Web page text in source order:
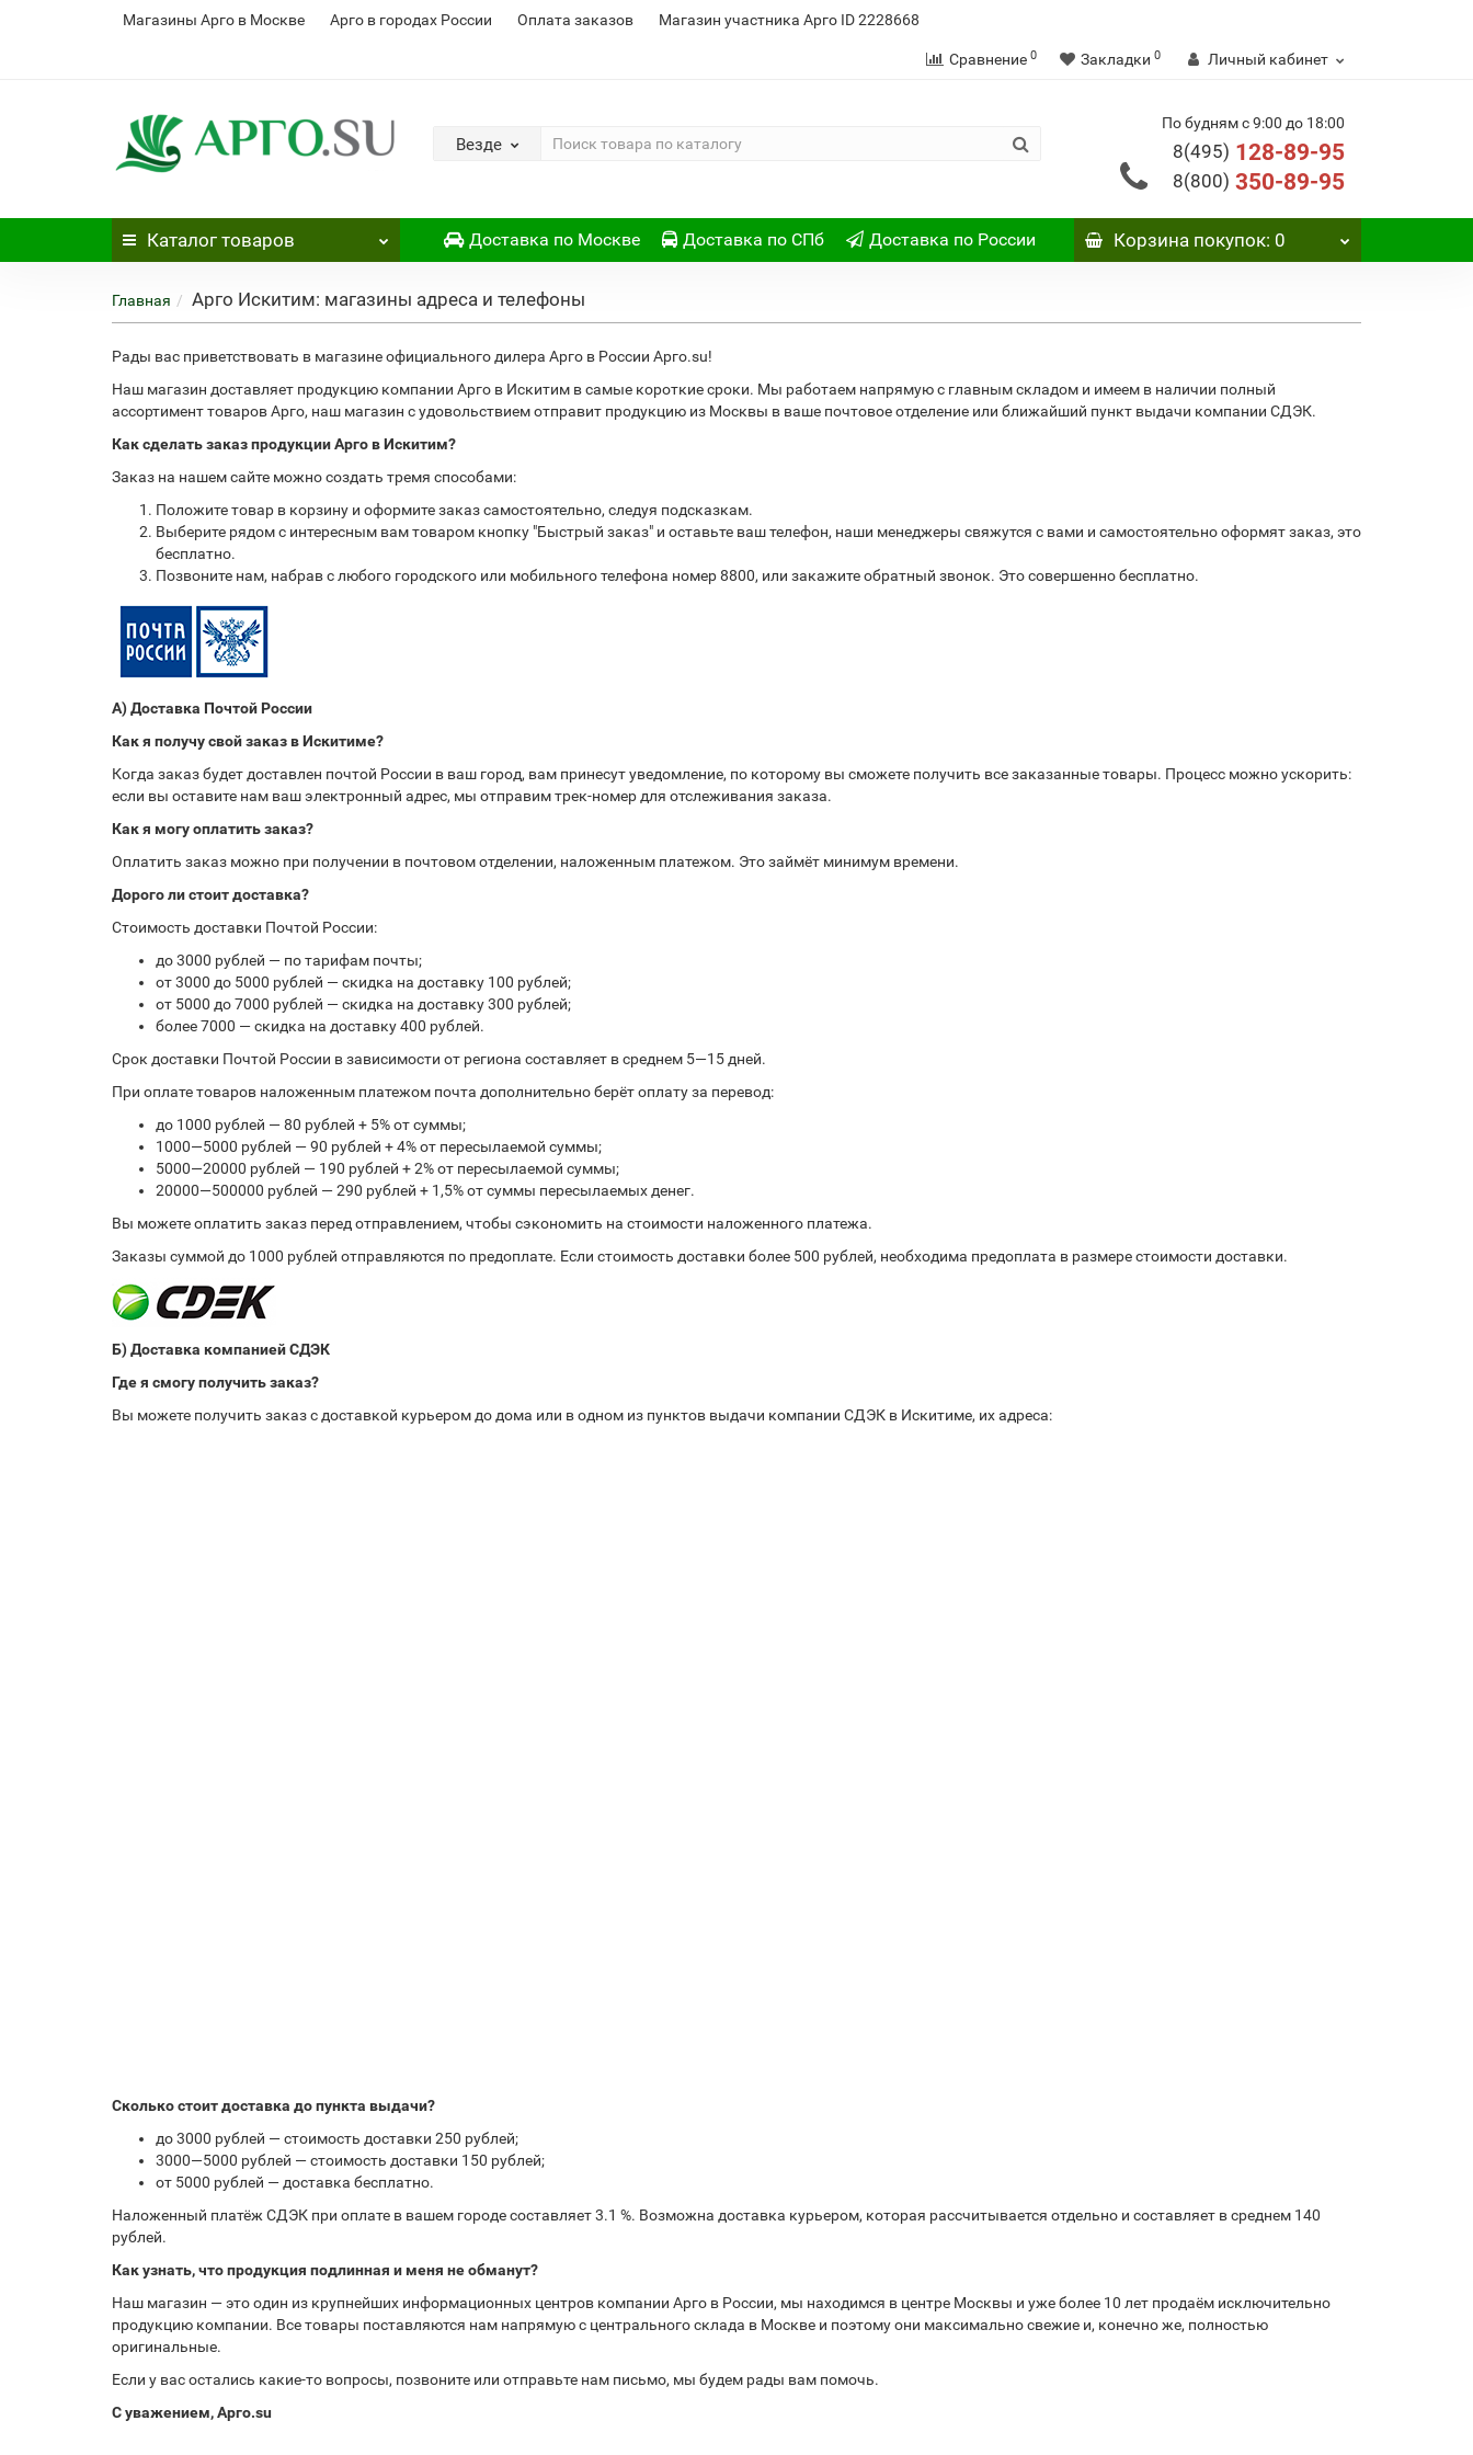
Магазины Арго в Москве Арго в городах России Оплата заказов Магазин участника Арго ID 2228668
Сравнение 0 Закладки 0 Личный кабинет
Везде
По будням с 9:00 до 18:00
8(495) 128-89-95
8(800) 350-89-95
Каталог товаров Доставка по Москве Доставка по СПб Доставка по России Корзинапокупок: 0
Главная Арго Искитим: магазины адреса и телефоны
Рады вас приветствовать в магазине официального дилера Арго в России Арго.su!
Наш магазин доставляет продукцию компании Арго в Искитим в самые короткие сроки. Мы работаем напрямую с главным складом и имеем в наличии полный
ассортимент товаров Арго, наш магазин с удовольствием отправит продукцию из Москвы в ваше почтовое отделение или ближайший пункт выдачи компании СДЭК.
Как сделать заказ продукции Арго в Искитим?
Заказ на нашем сайте можно создать тремя способами:
Положите товар в корзину и оформите заказ самостоятельно, следуя подсказкам.
Выберите рядом с интересным вам товаром кнопку "Быстрый заказ" и оставьте ваш телефон, наши менеджеры свяжутся с вами и самостоятельно оформят заказ, это
бесплатно.
Позвоните нам, набрав с любого городского или мобильного телефона номер 8800, или закажите обратный звонок. Это совершенно бесплатно.
А) Доставка Почтой России
Как я получу свой заказ в Искитиме?
Когда заказ будет доставлен почтой России в ваш город, вам принесут уведомление, по которому вы сможете получить все заказанные товары. Процесс можно ускорить:
если вы оставите нам ваш электронный адрес, мы отправим трек-номер для отслеживания заказа.
Как я могу оплатить заказ?
Оплатить заказ можно при получении в почтовом отделении, наложенным платежом. Это займёт минимум времени.
Дорого ли стоит доставка?
Стоимость доставки Почтой России:
до 3000 рублей — по тарифам почты;
от 3000 до 5000 рублей — скидка на доставку 100 рублей;
от 5000 до 7000 рублей — скидка на доставку 300 рублей;
более 7000 — скидка на доставку 400 рублей.
Срок доставки Почтой России в зависимости от региона составляет в среднем 5—15 дней.
При оплате товаров наложенным платежом почта дополнительно берёт оплату за перевод:
до 1000 рублей — 80 рублей + 5% от суммы;
1000—5000 рублей — 90 рублей + 4% от пересылаемой суммы;
5000—20000 рублей — 190 рублей + 2% от пересылаемой суммы;
20000—500000 рублей — 290 рублей + 1,5% от суммы пересылаемых денег.
Вы можете оплатить заказ перед отправлением, чтобы сэкономить на стоимости наложенного платежа.
Заказы суммой до 1000 рублей отправляются по предоплате. Если стоимость доставки более 500 рублей, необходима предоплата в размере стоимости доставки.
Б) Доставка компанией СДЭК
Где я смогу получить заказ?
Вы можете получить заказ с доставкой курьером до дома или в одном из пунктов выдачи компании СДЭК в Искитиме, их адреса:
Сколько стоит доставка до пункта выдачи?
до 3000 рублей — стоимость доставки 250 рублей;
3000—5000 рублей — стоимость доставки 150 рублей;
от 5000 рублей — доставка бесплатно.
Наложенный платёж СДЭК при оплате в вашем городе составляет 3.1 %. Возможна доставка курьером, которая рассчитывается отдельно и составляет в среднем 140
рублей.
Как узнать, что продукция подлинная и меня не обманут?
Наш магазин — это один из крупнейших информационных центров компании Арго в России, мы находимся в центре Москвы и уже более 10 лет продаём исключительно
продукцию компании. Все товары поставляются нам напрямую с центрального склада в Москве и поэтому они максимально свежие и, конечно же, полностью
оригинальные.
Если у вас остались какие-то вопросы, позвоните или отправьте нам письмо, мы будем рады вам помочь.
С уважением, Арго.su